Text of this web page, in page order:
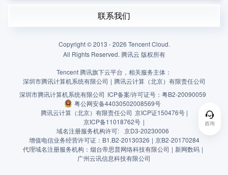
咨询
联系我们
Copyright © 2013 -2026 Tencent Cloud.
All Rights Reserved. 腾讯云 版权所有
Tencent 腾讯旗下云平台，相关服务主体：
深圳市腾讯计算机系统有限公司 | 腾讯云计算（北京）有限责任公司
深圳市腾讯计算机系统有限公司 ICP备案/许可证号： 粤B2-20090059
粤公网安备44030502008569号
腾讯云计算（北京）有限责任公司 京ICP证150476号 |
京ICP备11018762号 |
域名注册服务机构许可: 京D3-20230006
增值电信业务经营许可证：B1.B2-20130326 | 京B2-20170284
代理域名注册服务机构：烟台帝思普网络科技有限公司 | 新网数码 |
广州云讯信息科技有限公司